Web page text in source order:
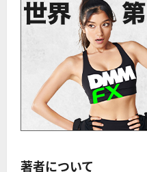
著者について